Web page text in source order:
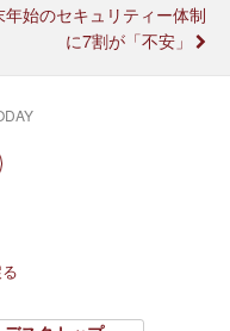
年始のセキュリティー体制
に7割が「不安」